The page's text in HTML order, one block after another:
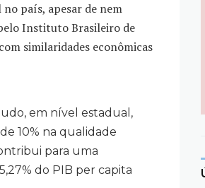
país, apesar de nem
Instituto Brasileiro de
similaridades econômicas
em nível estadual,
10% na qualidade
para uma
do PIB per capita